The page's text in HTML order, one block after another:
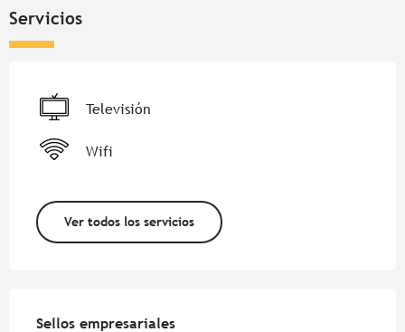
Servicios
Televisión
Wifi
Ver todos los servicios
Sellos empresariales
Sellos empresariales